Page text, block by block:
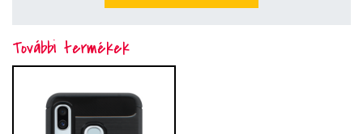
További termékek